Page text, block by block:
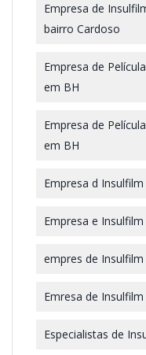
Empresa de
bairro Cardoso
Empresa de
em BH
Empresa de
em BH
Empresa d
Empresa e
empres de
Emresa de
Especialistas de